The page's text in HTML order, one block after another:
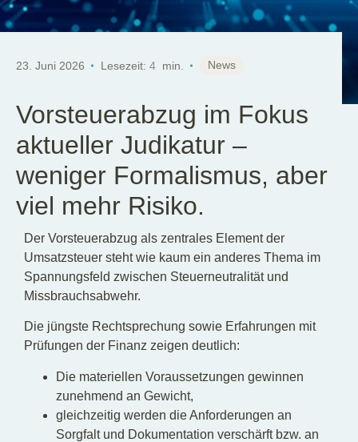
DE
23. Juni 2026 Lesezeit: 4 min. News
Vorsteuerabzug im Fokus
aktueller Judikatur –
weniger Formalismus, aber
viel mehr Risiko.
Der Vorsteuerabzug als zentrales Element der
Umsatzsteuer steht wie kaum ein anderes Thema im
Spannungsfeld zwischen Steuerneutralität und
Missbrauchsabwehr.
Die jüngste Rechtsprechung sowie Erfahrungen mit
Prüfungen der Finanz zeigen deutlich:
Die materiellen Voraussetzungen gewinnen
zunehmend an Gewicht,
gleichzeitig werden die Anforderungen an
Sorgfalt und Dokumentation verschärft bzw. an